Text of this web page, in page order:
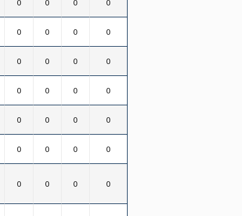
0 0 0 0
0 0 0 0
0 0 0 0
0 0 0 0
0 0 0 0
0 0 0 0
0 0 0 0